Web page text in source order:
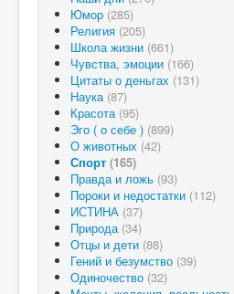
Юмор (285)
Религия (205)
Школа жизни (661)
Чувства, эмоции (166)
Цитаты о деньгах (131)
Наука (87)
Красота (95)
Эго ( о себе ) (899)
О животных (42)
Спорт (165)
Правда и ложь (93)
Пороки и недостатки (112)
ИСТИНА (37)
Природа (34)
Отцы и дети (88)
Гений и безумство (39)
Одиночество (32)